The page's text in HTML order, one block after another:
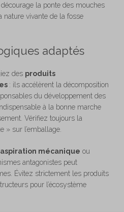
la ponte des mouches
nature vivante de la fosse
adaptés
des produits
: ils accélèrent la décomposition
du développement des
à la bonne marche
Vérifiez toujours la
» sur l’emballage.
aspiration mécanique ou
antagonistes peut
Évitez strictement les produits
pour l’écosystème